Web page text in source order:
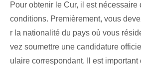
Pour obtenir le Cur, il est nécessaire
conditions. Premièrement, vous
r la nationalité du pays où vous
vez soumettre une candidature
ulaire correspondant. Il est